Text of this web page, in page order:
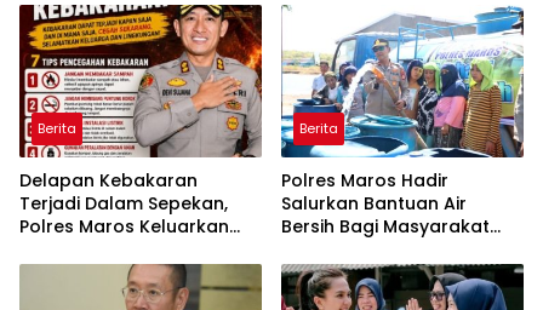
Belitung
Berita
Delapan Kebakaran
Terjadi Dalam Sepekan,
Polres Maros Keluarkan
Masyarakat
Berita
Polres Maros Hadir
Salurkan Bantuan Air
Bersih Bagi Masyarakat
Di Maros